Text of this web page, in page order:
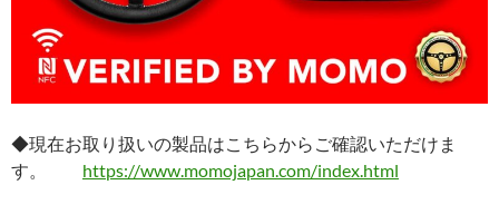
◆現在お取り扱いの製品はこちらからご確認いただけま
す。 https://www.momojapan.com/index.html